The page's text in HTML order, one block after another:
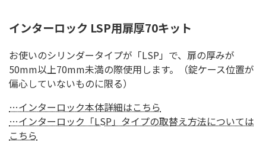
インターロック LSP用扉厚70キット
お使いのシリンダータイプが「LSP」で、扉の厚みが
50mm以上70mm未満の際使用します。（錠ケース位置が
偏心していないものに限る）
…インターロック本体詳細はこちら
…インターロック「LSP」タイプの取替え方法については
こちら